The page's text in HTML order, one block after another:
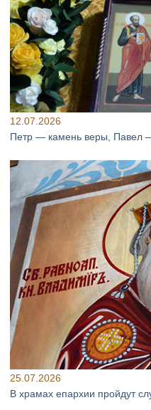
12.07.2026
Петр — камень веры, Павел
25.07.2026
В храмах епархии пройдут